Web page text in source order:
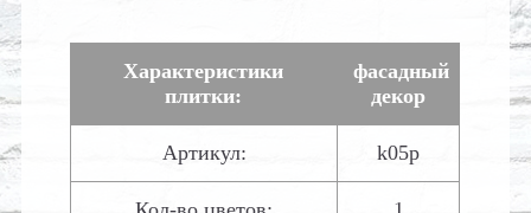
Характеристики
плитки:
фасадный
декор
Артикул: k05p